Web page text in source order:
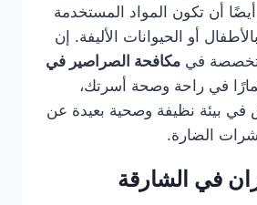
أن تكون المواد المستخدمة
أو الحيوانات الأليفة. إن
في مكافحة الصراصير في
في راحة وصحة أسرتك،
بيئة نظيفة وصحية بعيدة عن
الضارة.
في الشارقة